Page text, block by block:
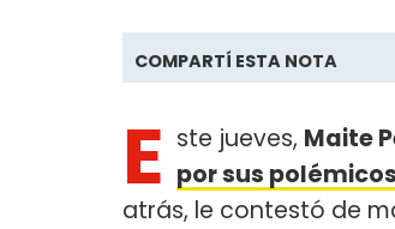
COMPARTÍ ESTA NOTA
E ste jueves, Maite
por sus
atrás, le contestó de